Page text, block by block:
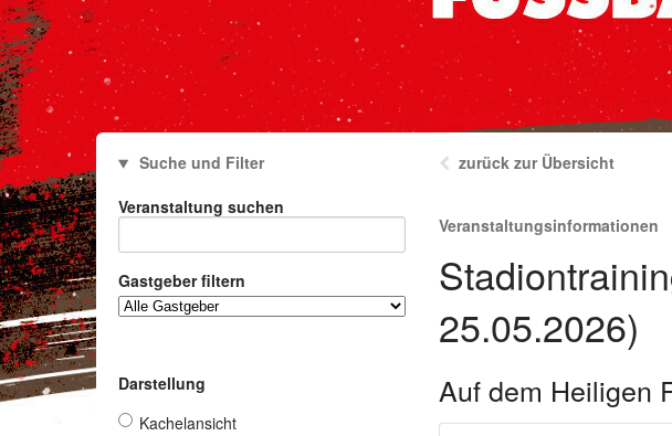
Suche und Filter
Veranstaltung suchen
Gastgeber filtern
Darstellung
Kachelansicht
zurück zur Übersicht
Veranstaltungsinformationen
25.05.2026)
Auf dem Heiligen